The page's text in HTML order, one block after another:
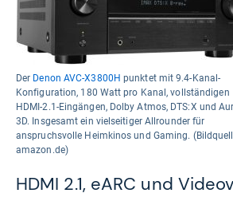
Der Denon AVC-X3800H punktet mit 9.4-Kanal-
Konfiguration, 180 Watt pro Kanal, vollständigen
HDMI-2.1-Eingängen, Dolby Atmos, DTS:X und
3D. Insgesamt ein vielseitiger Allrounder für
anspruchsvolle Heimkinos und Gaming.
amazon.de)
HDMI 2.1, eARC und